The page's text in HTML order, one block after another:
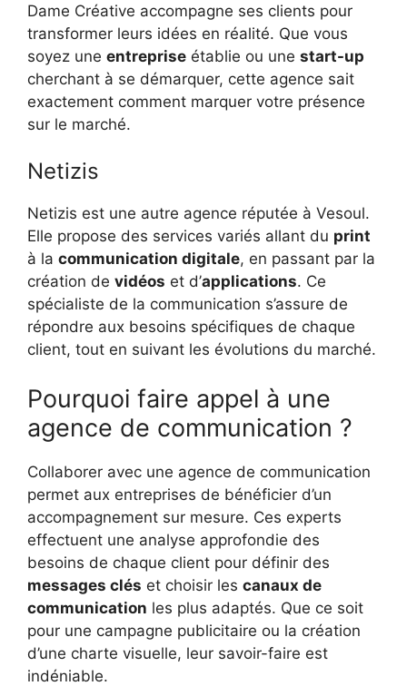
Dame Créative accompagne ses clients pour
transformer leurs idées en réalité. Que vous
soyez une entreprise établie ou une start-up
cherchant à se démarquer, cette agence sait
exactement comment marquer votre présence
sur le marché.
Netizis
Netizis est une autre agence réputée à Vesoul.
Elle propose des services variés allant du print
à la communication digitale, en passant par la
création de vidéos et d’applications. Ce
spécialiste de la communication s’assure de
répondre aux besoins spécifiques de chaque
client, tout en suivant les évolutions du marché.
Pourquoi faire appel à une
agence de communication ?
Collaborer avec une agence de communication
permet aux entreprises de bénéficier d’un
accompagnement sur mesure. Ces experts
effectuent une analyse approfondie des
besoins de chaque client pour définir des
messages clés et choisir les canaux de
communication les plus adaptés. Que ce soit
pour une campagne publicitaire ou la création
d’une charte visuelle, leur savoir-faire est
indéniable.